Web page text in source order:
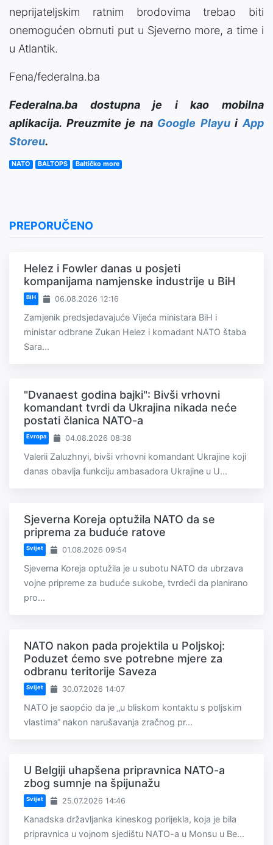
neprijateljskim ratnim brodovima trebao biti
onemogućen obrnuti put u Sjeverno more, a time i
u Atlantik.
Fena/federalna.ba
Federalna.ba dostupna je i kao mobilna
aplikacija. Preuzmite je na Google PlayuiApp
Storeu.
NATO BALTOPS Baltičko more
PREPORUČENO
Helez i Fowler danas u posjeti
kompanijama namjenske industrije u BiH
BiH 06.08.2026 12:16
Zamjenik predsjedavajuće Vijeća ministara BiH i
ministar odbrane Zukan Helez i komadant NATO štaba
Sara...
"Dvanaest godina bajki": Bivši vrhovni
komandant tvrdi da Ukrajina nikada neće
postati članica NATO-a
Evropa 04.08.2026 08:38
Valerii Zaluzhnyi, bivši vrhovni komandant Ukrajine koji
danas obavlja funkciju ambasadora Ukrajine u U...
Sjeverna Koreja optužila NATO da se
priprema za buduće ratove
Svijet 01.08.2026 09:54
Sjeverna Koreja optužila je u subotu NATO da ubrzava
vojne pripreme za buduće sukobe, tvrdeći da planirano
pro...
NATO nakon pada projektila u Poljskoj:
Poduzet ćemo sve potrebne mjere za
odbranu teritorije Saveza
Svijet 30.07.2026 14:07
NATO je saopćio da je „u bliskom kontaktu s poljskim
vlastima“ nakon narušavanja zračnog pr...
U Belgiji uhapšena pripravnica NATO-a
zbog sumnje na špijunažu
Svijet 25.07.2026 14:46
Kanadska državljanka kineskog porijekla, koja je bila
pripravnica u vojnom sjedištu NATO-a u Monsu u Be...